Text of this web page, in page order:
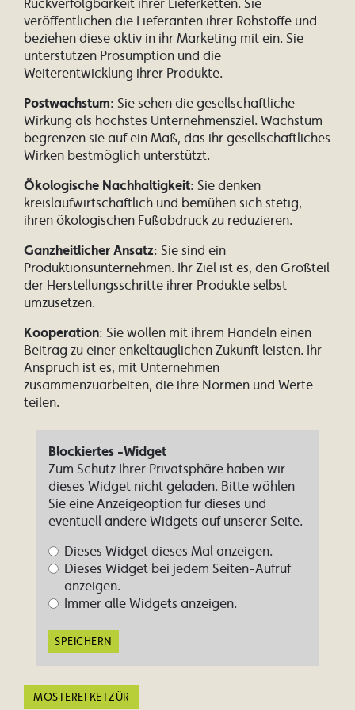
Rückverfolgbarkeit ihrer Lieferketten. Sie
veröffentlichen die Lieferanten ihrer Rohstoffe und
beziehen diese aktiv in ihr Marketing mit ein. Sie
unterstützen Prosumption und die
Weiterentwicklung ihrer Produkte.
Postwachstum: Sie sehen die gesellschaftliche
Wirkung als höchstes Unternehmensziel. Wachstum
begrenzen sie auf ein Maß, das ihr gesellschaftliches
Wirken bestmöglich unterstützt.
Ökologische Nachhaltigkeit: Sie denken
kreislaufwirtschaftlich und bemühen sich stetig,
ihren ökologischen Fußabdruck zu reduzieren.
Ganzheitlicher Ansatz: Sie sind ein
Produktionsunternehmen. Ihr Ziel ist es, den Großteil
der Herstellungsschritte ihrer Produkte selbst
umzusetzen.
Kooperation: Sie wollen mit ihrem Handeln einen
Beitrag zu einer enkeltauglichen Zukunft leisten. Ihr
Anspruch ist es, mit Unternehmen
zusammenzuarbeiten, die ihre Normen und Werte
teilen.
Blockiertes -Widget
Zum Schutz Ihrer Privatsphäre haben wir
dieses Widget nicht geladen. Bitte wählen
Sie eine Anzeigeoption für dieses und
eventuell andere Widgets auf unserer Seite.
Dieses Widget dieses Mal anzeigen.
Dieses Widget bei jedem Seiten-Aufruf
anzeigen.
Immer alle Widgets anzeigen.
SPEICHERN
MOSTEREI KETZÜR